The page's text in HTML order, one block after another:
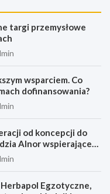
targi przemysłowe
wsparciem. Co
dofinansowania?
od koncepcji do
Alnor wspierające
Herbapol Egzotyczne,